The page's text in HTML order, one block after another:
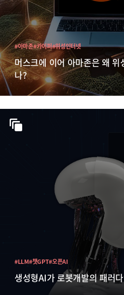
머스크에 이어 아마존은 왜 위
나?
#아마존#카이퍼#위성인터넷
생성형AI가 로봇개발의 패러
#LLM#챗GPT#오픈AI